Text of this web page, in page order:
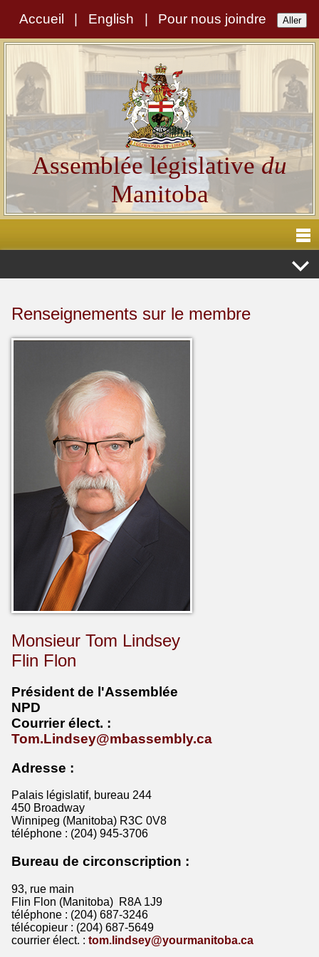
Accueil English Pour nous joindre
Assemblée législativedu
Manitoba
Renseignements sur le membre
Monsieur Tom Lindsey
Flin Flon
Président de l'Assemblée
NPD
Courrierélect. :
Tom.Lindsey@mbassembly.ca
Adresse :
Palais législatif, bureau 244
450 Broadway
Winnipeg (Manitoba) R3C 0V8
téléphone : (204) 945-3706
Bureau de circonscription :
93, rue main
Flin Flon (Manitoba) R8A 1J9
téléphone : (204) 687-3246
télécopieur : (204) 687-5649
courrier élect. : tom.lindsey@yourmanitoba.ca